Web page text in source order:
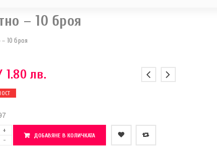
– 10 броя
10 броя
1.80 лв.
ДОБАВЯНЕ В КОЛИЧКАТА